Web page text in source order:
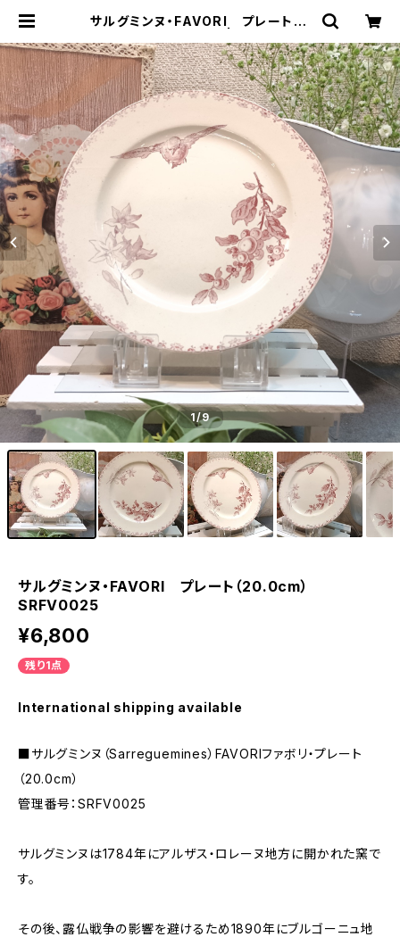
サルグミンヌ・FAVORI プレート（2
ko-Nonno：スージークーパー・サル
グミンヌなど、アンティーク・ライフを
提案！
1/9
サルグミンヌ・FAVORI プレート（20.0cm）
SRFV0025
¥6,800
残り1点
International shipping available
■サルグミンヌ（Sarreguemines）FAVORIファボリ・プレート
（20.0cm）
管理番号：SRFV0025
サルグミンヌは1784年にアルザス・ロレーヌ地方に開かれた窯で
す。
その後、露仏戦争の影響を避けるため1890年にブルゴーニュ地